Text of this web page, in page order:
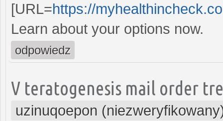
[URL=https://
Learn about your options now.
odpowiedz
V teratogenesis mail order
uzinuqoepon